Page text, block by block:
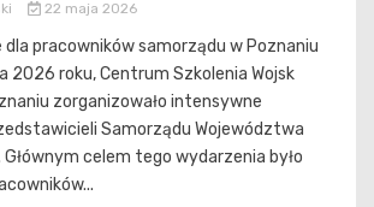
22 maja 2026
dla pracowników samorządu w Poznaniu
2026 roku, Centrum Szkolenia Wojsk
zorganizowało intensywne
Samorządu Województwa
Głównym celem tego wydarzenia było